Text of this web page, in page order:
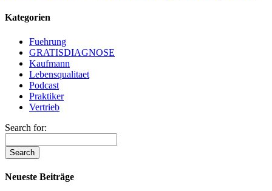
Kategorien
Fuehrung
GRATISDIAGNOSE
Kaufmann
Lebensqualitaet
Podcast
Praktiker
Vertrieb
Search for:
Neueste Beiträge